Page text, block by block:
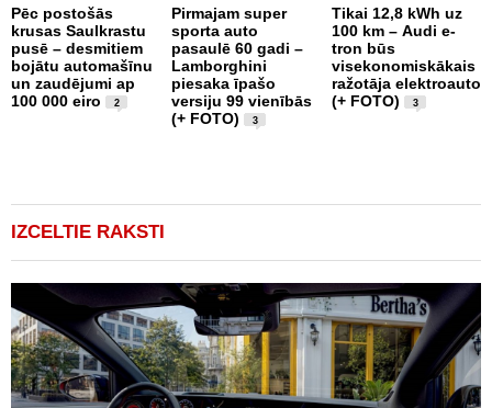
Pēc postošās
krusas Saulkrastu
pusē – desmitiem
bojātu automašīnu
un zaudējumi ap
100 000 eiro
2
Pirmajam super
sporta auto
pasaulē 60 gadi –
Lamborghini
piesaka īpašo
versiju 99 vienībās
(+ FOTO)
3
Tikai 12,8 kWh uz
100 km – Audi e-
tron būs
visekonomiskākais
ražotāja elektroauto
(+ FOTO)
3
IZCELTIE RAKSTI